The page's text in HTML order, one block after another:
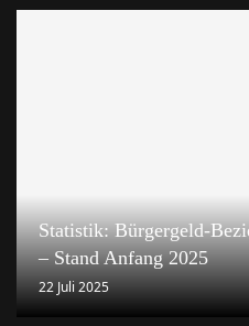
Statistik: Bürgergeld-
– Stand Anfang 2025
22 Juli 2025